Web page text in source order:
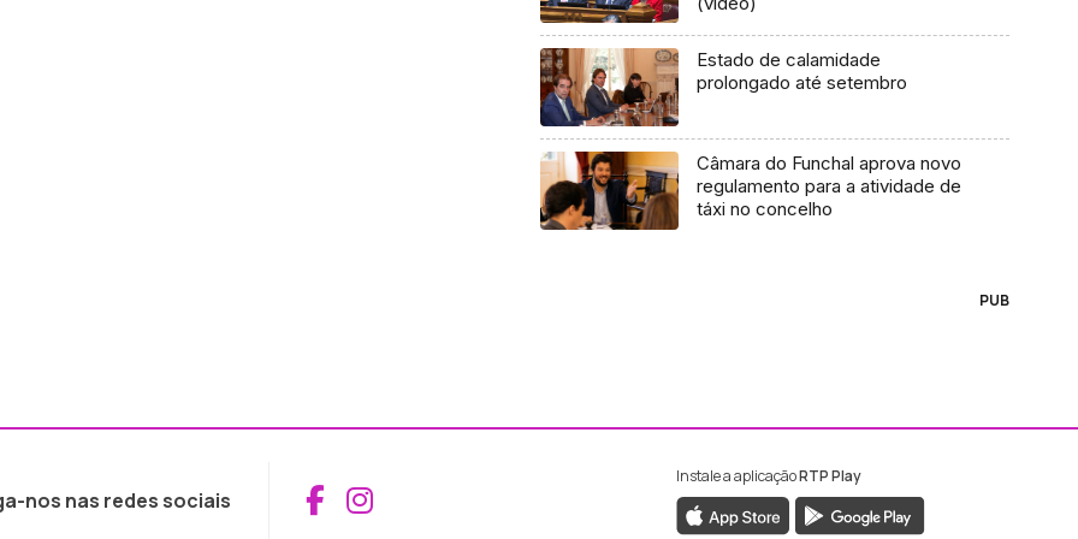
Estado de calamidade
prolongado até setembro
Câmara do Funchal aprova novo
regulamento para a atividade de
táxi no concelho
PUB
nos nas redes sociais Aceder ao Facebook da RTP Madeira
Aceder ao Instagram da RTP Madeira
Instale a aplicaçãoRTP Play